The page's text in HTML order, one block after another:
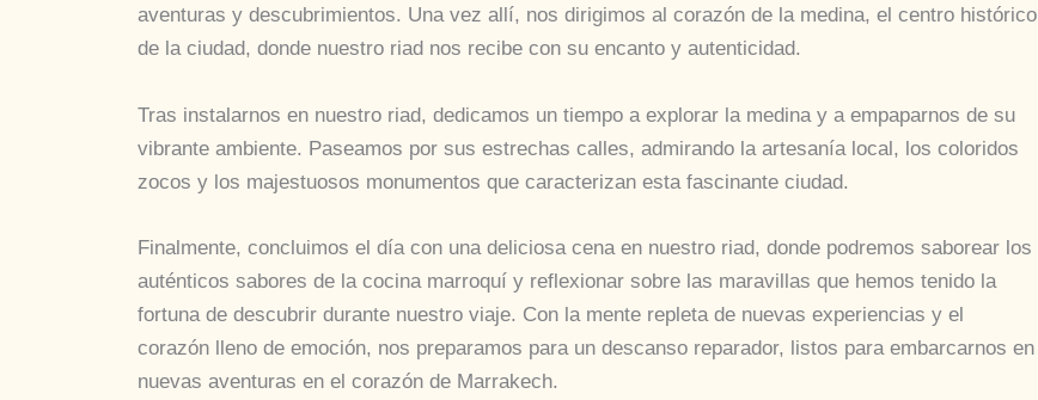
aventuras y descubrimientos. Una vez allí, nos dirigimos al corazón de la medina, el centro histórico
de la ciudad, donde nuestro riad nos recibe con su encanto y autenticidad.
Tras instalarnos en nuestro riad, dedicamos un tiempo a explorar la medina y a empaparnos de su
vibrante ambiente. Paseamos por sus estrechas calles, admirando la artesanía local, los coloridos
zocos y los majestuosos monumentos que caracterizan esta fascinante ciudad.
Finalmente, concluimos el día con una deliciosa cena en nuestro riad, donde podremos saborear los
auténticos sabores de la cocina marroquí y reflexionar sobre las maravillas que hemos tenido la
fortuna de descubrir durante nuestro viaje. Con la mente repleta de nuevas experiencias y el
corazón lleno de emoción, nos preparamos para un descanso reparador, listos para embarcarnos en
nuevas aventuras en el corazón de Marrakech.